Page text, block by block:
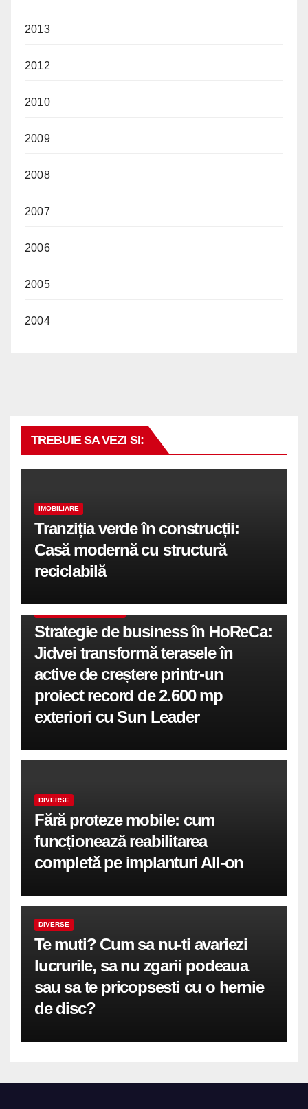
2013
2012
2010
2009
2008
2007
2006
2005
2004
TREBUIE SA VEZI SI:
IMOBILIARE
Tranziția verde în construcții:
Casă modernă cu structură
reciclabilă
Strategie de business în HoReCa:
Jidvei transformă terasele în
active de creștere printr-un
proiect record de 2.600 mp
exteriori cu Sun Leader
DIVERSE
Fără proteze mobile: cum
funcționează reabilitarea
completă pe implanturi All-on
DIVERSE
Te muti? Cum sa nu-ti avariezi
lucrurile, sa nu zgarii podeaua
sau sa te pricopsesti cu o hernie
de disc?